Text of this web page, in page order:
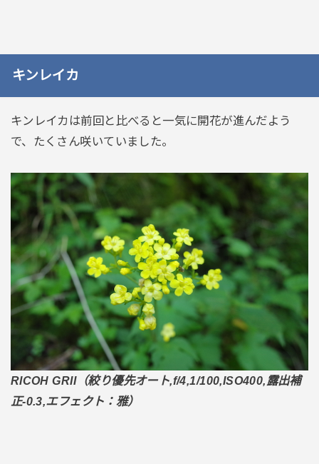
キンレイカ
キンレイカは前回と比べると一気に開花が進んだよう
で、たくさん咲いていました。
RICOH GRII（絞り優先オート,f/4,1/100,ISO400,露出補
正-0.3,エフェクト：雅）